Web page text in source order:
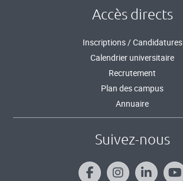
Accès directs
Inscriptions / Candidatures
Calendrier universitaire
Recrutement
Plan des campus
Annuaire
Suivez-nous